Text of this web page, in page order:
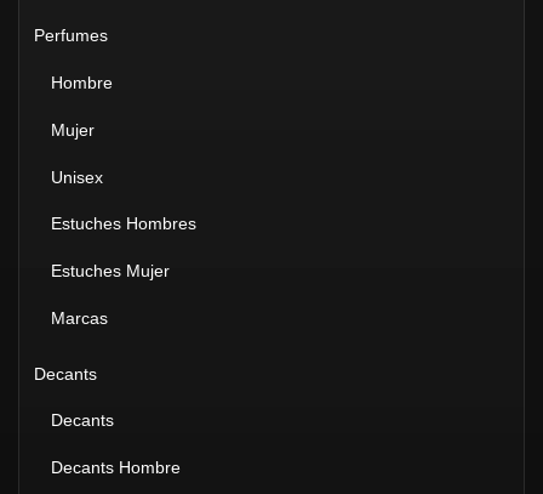
Perfumes
Hombre
Mujer
Unisex
Estuches Hombres
Estuches Mujer
Marcas
Decants
Decants
Decants Hombre